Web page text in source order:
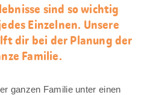
sind so wichtig
Einzelnen. Unsere
dir bei der Planung der
Familie.
ganzen Familie unter einen